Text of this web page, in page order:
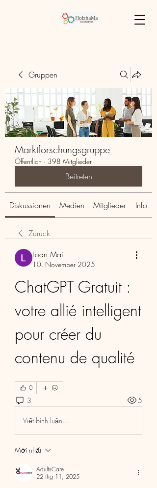
Gruppen
Marktforschungsgruppe
Öffentlich · 398 Mitglieder
Beitreten
Diskussionen Medien Mitglieder Info
Zurück
Loan Mai
10. November 2025
ChatGPT Gratuit :
votre allié intelligent
pour créer du
contenu de qualité
0
3 5
Viết bình luận...
Mới nhất
AdultsCare
22 thg 11, 2025